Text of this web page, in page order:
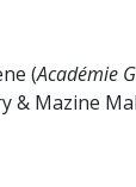
(Académie
& Mazine